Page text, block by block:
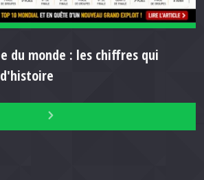
du monde : les chiffres qui